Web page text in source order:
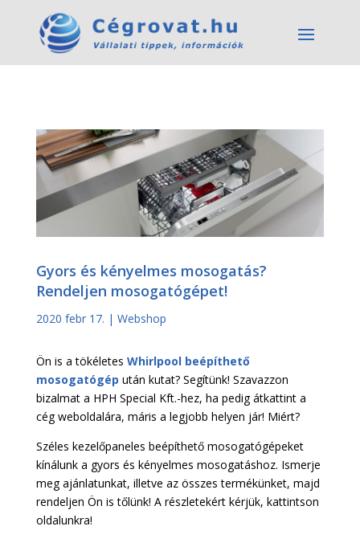
Gyors és kényelmes mosogatás?
Rendeljen mosogatógépet!
2020 febr 17. | Webshop
Ön is a tökéletes Whirlpool beépíthető
mosogatógép után kutat? Segítünk! Szavazzon
bizalmat a HPH Special Kft.-hez, ha pedig átkattint a
cég weboldalára, máris a legjobb helyen jár! Miért?
Széles kezelőpaneles beépíthető mosogatógépeket
kínálunk a gyors és kényelmes mosogatáshoz. Ismerje
meg ajánlatunkat, illetve az összes termékünket, majd
rendeljen Ön is tőlünk! A részletekért kérjük, kattintson
oldalunkra!